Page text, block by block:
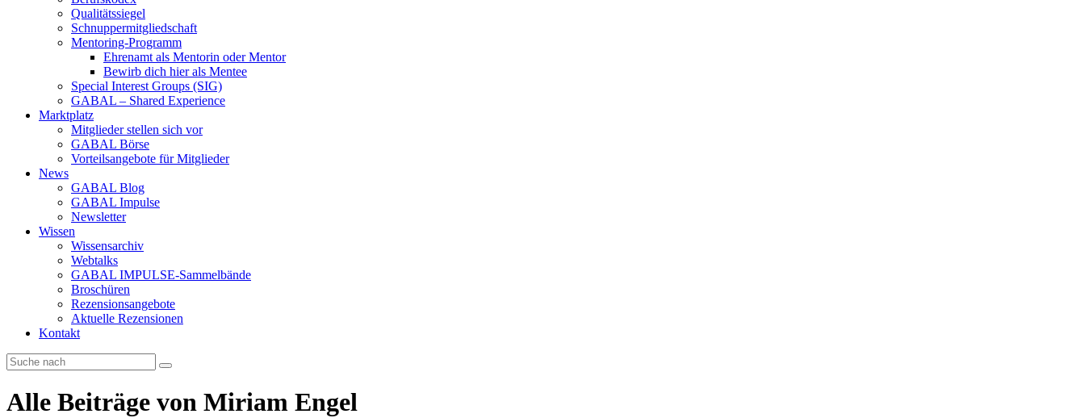
Qualitätssiegel
Schnuppermitgliedschaft
Mentoring-Programm
Ehrenamt als Mentorin oder Mentor
Bewirb dich hier als Mentee
Special Interest Groups (SIG)
GABAL – Shared Experience
Marktplatz
Mitglieder stellen sich vor
GABAL Börse
Vorteilsangebote für Mitglieder
News
GABAL Blog
GABAL Impulse
Newsletter
Wissen
Wissensarchiv
Webtalks
GABAL IMPULSE-Sammelbände
Broschüren
Rezensionsangebote
Aktuelle Rezensionen
Kontakt
Alle Beiträge von Miriam Engel